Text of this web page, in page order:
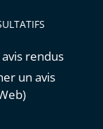
rendus
un avis